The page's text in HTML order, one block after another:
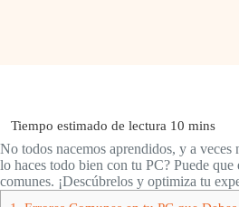
No todos nacemos aprendidos, y a veces
lo haces todo bien con tu PC? Puede que
comunes. ¡Descúbrelos y optimiza tu